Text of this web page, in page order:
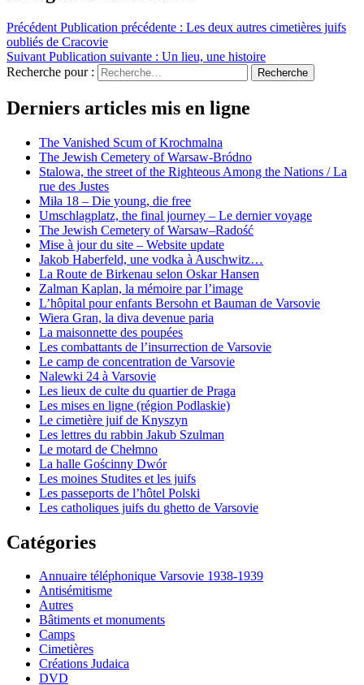
Précédent Publication précédente : Les deux autres cimetières juifs
oubliés de Cracovie
Suivant Publication suivante : Un lieu, une histoire
Recherche pour :
Recherche
Derniers articles mis en ligne
The Vanished Scum of Krochmalna
The Jewish Cemetery of Warsaw-Bródno
Stalowa, the street of the Righteous Among the Nations / La
rue des Justes
Miła 18 – Die young, die free
Umschlagplatz, the final journey – Le dernier voyage
The Jewish Cemetery of Warsaw–Radość
Mise à jour du site – Website update
Jakob Haberfeld, une vodka à Auschwitz…
La Route de Birkenau selon Oskar Hansen
Zalman Kaplan, la mémoire par l’image
L’hôpital pour enfants Bersohn et Bauman de Varsovie
Wiera Gran, la diva devenue paria
La maisonnette des poupées
Les combattants de l’insurrection de Varsovie
Le camp de concentration de Varsovie
Nalewki 24 à Varsovie
Les lieux de culte du quartier de Praga
Les mises en ligne (région Podlaskie)
Le cimetière juif de Knyszyn
Les lettres du rabbin Jakub Szulman
Le motard de Chełmno
La halle Gościnny Dwór
Les moines Studites et les juifs
Les passeports de l’hôtel Polski
Les catholiques juifs du ghetto de Varsovie
Catégories
Annuaire téléphonique Varsovie 1938-1939
Antisémitisme
Autres
Bâtiments et monuments
Camps
Cimetières
Créations Judaica
DVD